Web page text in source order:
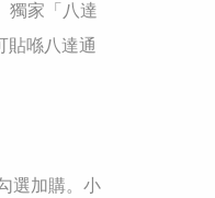
獨家「八達
貼喺八達通
選加購。小